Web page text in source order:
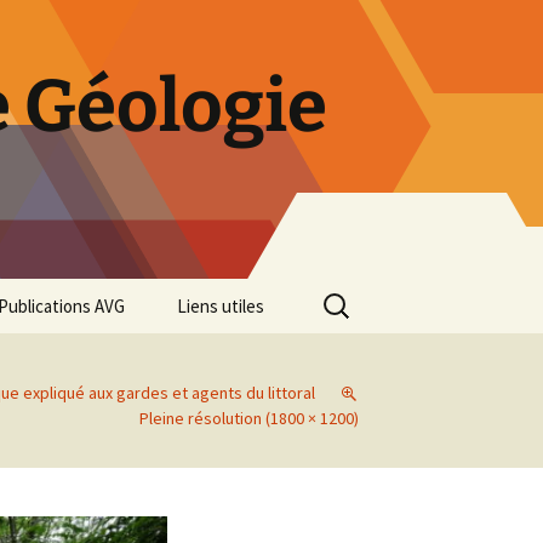
Publications AVG
Rétrospective des 50 ans
Liens utiles
Rechercher :
expliqué aux gardes et agents du littoral
Pleine résolution (1800 × 1200)